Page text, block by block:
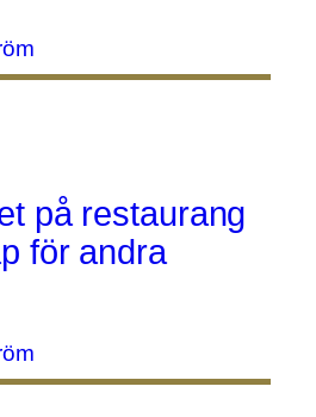
på restaurang
för andra